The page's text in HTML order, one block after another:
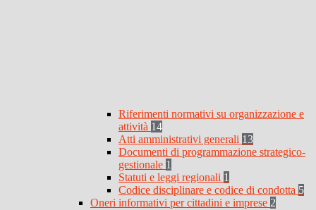
Riferimenti normativi su organizzazione e
attività 14
Atti amministrativi generali 13
Documenti di programmazione strategico-
gestionale 1
Statuti e leggi regionali 1
Codice disciplinare e codice di condotta 5
Oneri informativi per cittadini e imprese 2